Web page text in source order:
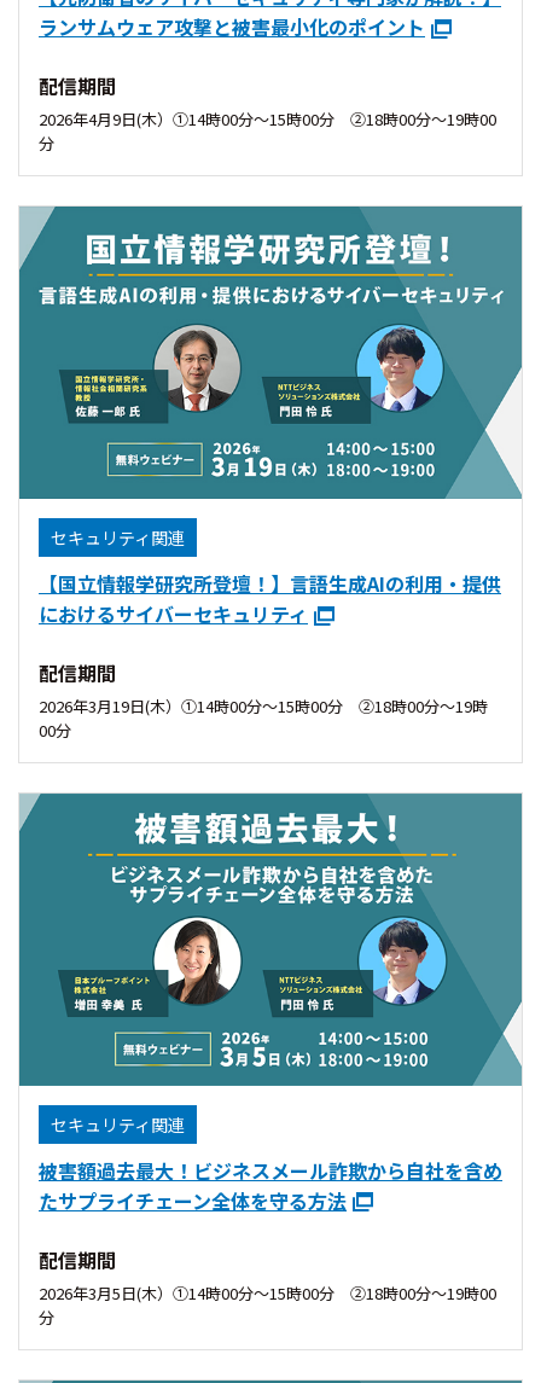
ランサムウェア攻撃と被害最小化のポイント
配信期間
2026年4月9日(木）①14時00分〜15時00分 ②18時00分〜19時00
分
セキュリティ関連
【国立情報学研究所登壇！】言語生成AIの利用・提供
におけるサイバーセキュリティ
配信期間
2026年3月19日(木）①14時00分〜15時00分 ②18時00分〜19時
00分
セキュリティ関連
被害額過去最大！ビジネスメール詐欺から自社を含め
たサプライチェーン全体を守る方法
配信期間
2026年3月5日(木）①14時00分〜15時00分 ②18時00分〜19時00
分